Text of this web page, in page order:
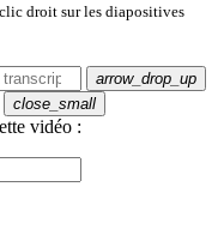
droit sur les diapositives
arrow_drop_up
close_small
vidéo :